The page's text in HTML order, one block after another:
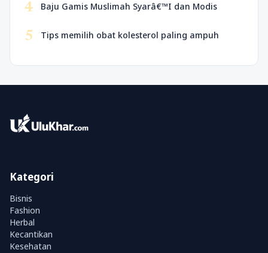
4 Baju Gamis Muslimah Syarâ€™I dan Modis
5 Tips memilih obat kolesterol paling ampuh
Kategori
Bisnis
Fashion
Herbal
Kecantikan
Kesehatan